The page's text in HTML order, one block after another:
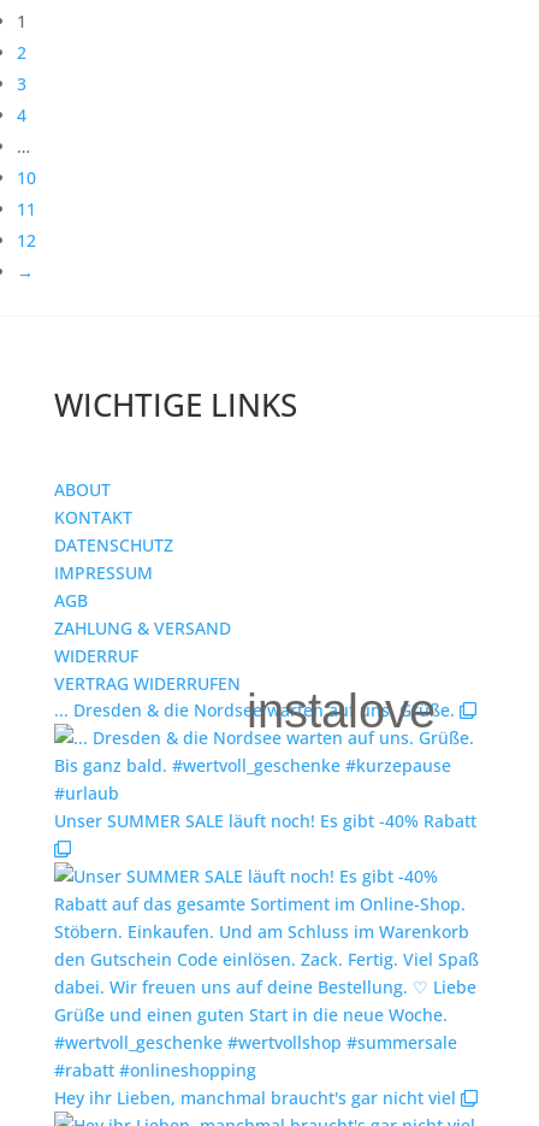
1
2
3
4
…
10
11
12
→
WICHTIGE LINKS
ABOUT
KONTAKT
DATENSCHUTZ
IMPRESSUM
AGB
ZAHLUNG & VERSAND
WIDERRUF
VERTRAG WIDERRUFEN
instalove
... Dresden & die Nordsee warten auf uns. Grüße.
Unser SUMMER SALE läuft noch! Es gibt -40% Rabatt
Hey ihr Lieben, manchmal braucht's gar nicht viel